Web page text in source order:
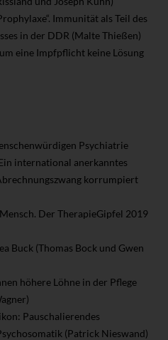
Immunität als Teil des
in der DDR (Malte Thießen)
eine Impfpflicht keine Lösung
Psychiatrie
international anerkanntes
korrumpiert
Der TherapieGipfel 2019
Buck (Thomas Bock und Gwen
höhere Löhne in der Pflege
Pauschalierendes
(Patrick Nieswand)